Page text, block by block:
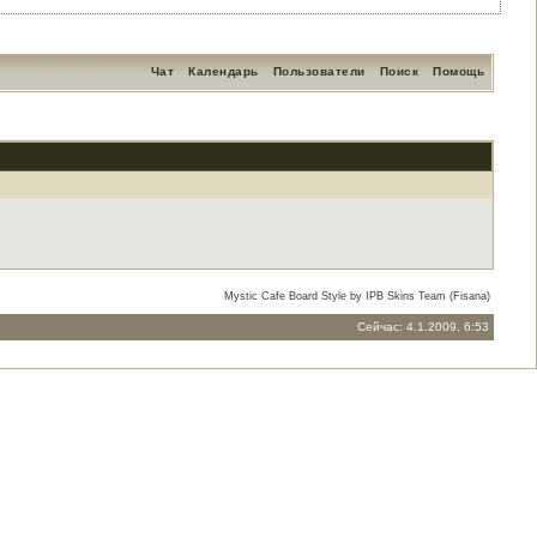
Помощь
Поиск
Пользователи
Календарь
Чат
Mystic Cafe Board Style by IPB Skins Team (Fisana)
Сейчас: 4.1.2009, 6:53